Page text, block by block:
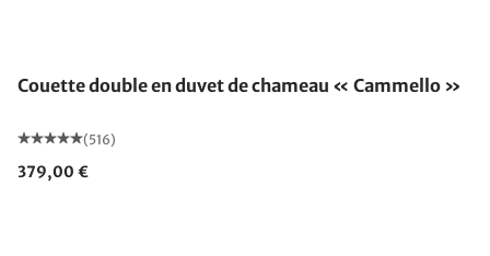
Couette double en duvet de chameau « Cammello »
(516)
379,00 €